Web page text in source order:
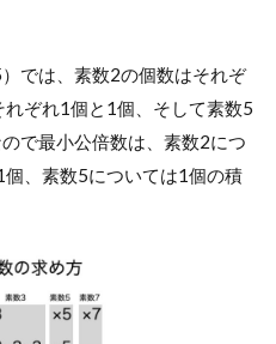
では、素数2の個数はそれぞ
ぞれ1個と1個、そして素数5
で最小公倍数は、素数2につ
、素数5については1個の積